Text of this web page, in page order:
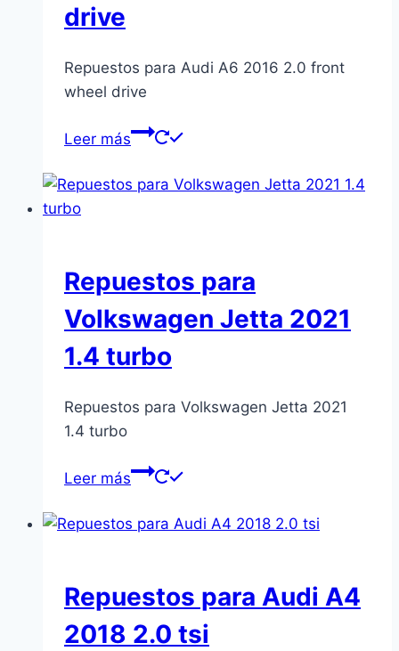
drive
Repuestos para Audi A6 2016 2.0 front
wheel drive
Leer más
Repuestos para
Volkswagen Jetta 2021
1.4 turbo
Repuestos para Volkswagen Jetta 2021
1.4 turbo
Leer más
Repuestos para Audi A4
2018 2.0 tsi